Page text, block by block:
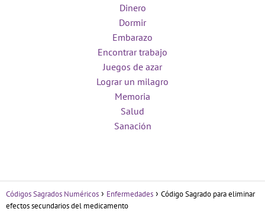
Dinero
Dormir
Embarazo
Encontrar trabajo
Juegos de azar
Lograr un milagro
Memoria
Salud
Sanación
Códigos Sagrados Numéricos Enfermedades
Código Sagrado para eliminar
efectos secundarios del medicamento